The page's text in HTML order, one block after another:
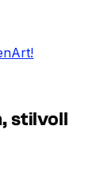
stilvoll